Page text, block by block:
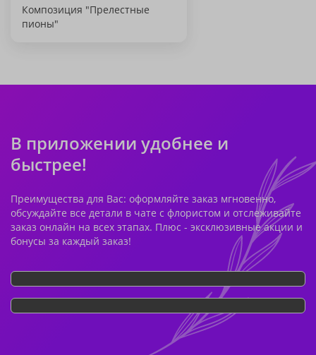
Композиция "Прелестные
пионы"
В приложении удобнее и
быстрее!
Преимущества для Вас: оформляйте заказ мгновенно,
обсуждайте все детали в чате с флористом и отслеживайте
заказ онлайн на всех этапах. Плюс - эксклюзивные акции и
бонусы за каждый заказ!